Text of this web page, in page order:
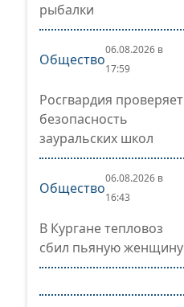
рыбалки
Общество
06.08.2026 в
17:59
Росгвардия проверяет
безопасность
зауральских школ
Общество
06.08.2026 в
16:43
В Кургане тепловоз
сбил пьяную женщину